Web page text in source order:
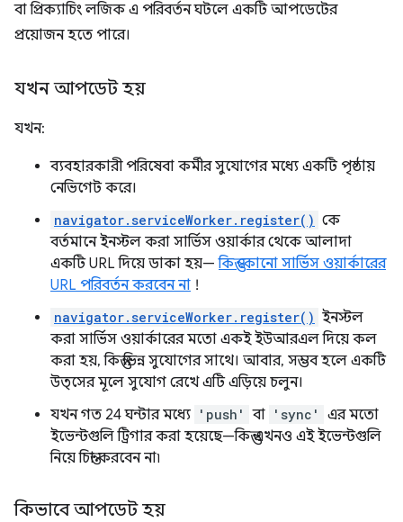
বা প্রিক্যাচিং লজিক এ পরিবর্তন ঘটলে একটি আপডেটের
প্রয়োজন হতে পারে।
যখন আপডেট হয়
যখন:
ব্যবহারকারী পরিষেবা কর্মীর সুযোগের মধ্যে একটি পৃষ্ঠায়
নেভিগেট করে।
navigator.serviceWorker.register() কে
বর্তমানে ইনস্টল করা সার্ভিস ওয়ার্কার থেকে আলাদা
একটি URL দিয়ে ডাকা হয়—কিন্তু কোনো সার্ভিস ওয়ার্কারের
URL পরিবর্তন করবেন না !
navigator.serviceWorker.register() ইনস্টল
করা সার্ভিস ওয়ার্কারের মতো একই ইউআরএল দিয়ে কল
করা হয়, কিন্তু ভিন্ন সুযোগের সাথে। আবার, সম্ভব হলে একটি
উত্সের মূলে সুযোগ রেখে এটি এড়িয়ে চলুন।
যখন গত 24 ঘন্টার মধ্যে 'push' বা 'sync'
এর মতো
ইভেন্টগুলি ট্রিগার করা হয়েছে—কিন্তু এখনও এই ইভেন্টগুলি
নিয়ে চিন্তা করবেন না৷
কিভাবে আপডেট হয়